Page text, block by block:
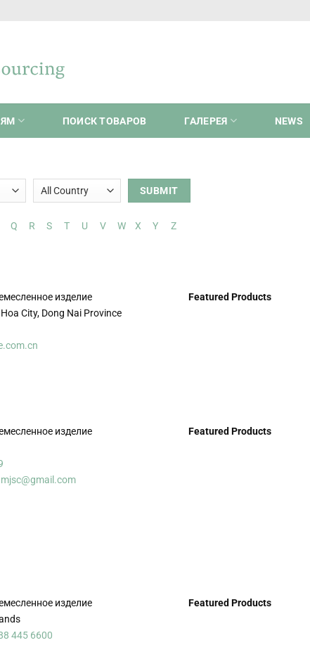
ПОИСК ТОВАРОВ ГАЛЕРЕЯ NEWS
Q R S T U V W X Y
Z
изделие
City, Dong Nai Province
Featured Products
изделие
Featured Products
изделие
445 6600
Featured Products